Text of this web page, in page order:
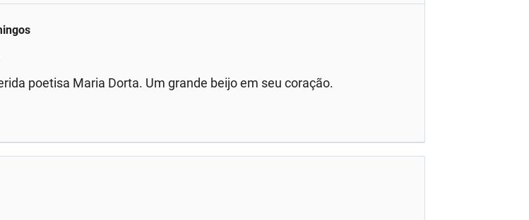
poetisa Maria Dorta. Um grande beijo em seu coração.